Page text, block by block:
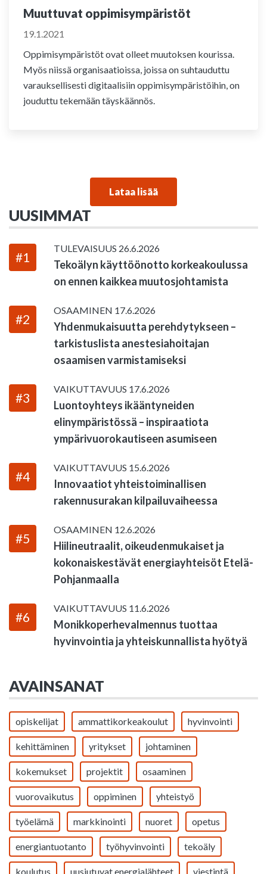
Muuttuvat oppimisympäristöt
19.1.2021
Oppimisympäristöt ovat olleet muutoksen kourissa.
Myös niissä organisaatioissa, joissa on suhtauduttu
varauksellisesti digitaalisiin oppimisympäristöihin, on
jouduttu tekemään täyskäännös.
Lataa lisää
UUSIMMAT
#1
TULEVAISUUS 26.6.2026
Tekoälyn käyttöönotto korkeakoulussa
on ennen kaikkea muutosjohtamista
#2
OSAAMINEN 17.6.2026
Yhdenmukaisuutta perehdytykseen –
tarkistuslista anestesiahoitajan
osaamisen varmistamiseksi
#3
VAIKUTTAVUUS 17.6.2026
Luontoyhteys ikääntyneiden
elinympäristössä – inspiraatiota
ympärivuorokautiseen asumiseen
#4
VAIKUTTAVUUS 15.6.2026
Innovaatiot yhteistoiminallisen
rakennusurakan kilpailuvaiheessa
#5
OSAAMINEN 12.6.2026
Hiilineutraalit, oikeudenmukaiset ja
kokonaiskestävät energiayhteisöt Etelä-
Pohjanmaalla
#6
VAIKUTTAVUUS 11.6.2026
Monikkoperhevalmennus tuottaa
hyvinvointia ja yhteiskunnallista hyötyä
AVAINSANAT
opiskelijat ammattikorkeakoulut hyvinvointi
kehittäminen yritykset johtaminen
kokemukset projektit osaaminen
vuorovaikutus oppiminen yhteistyö
työelämä markkinointi nuoret opetus
energiantuotanto työhyvinvointi tekoäly
koulutus uusiutuvat energialähteet viestintä